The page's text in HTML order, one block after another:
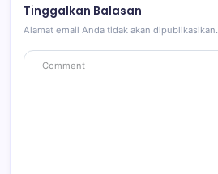
Tinggalkan Balasan
Alamat email Anda tidak akan dipublikasikan.